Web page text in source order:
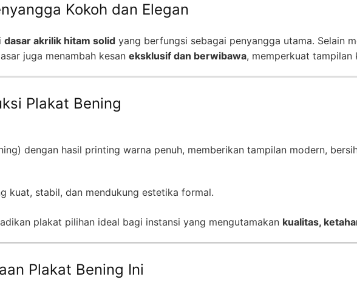
Kokoh dan Elegan
dasar akrilik hitam solid yang berfungsi sebagai penyangga utama. Selain
juga menambah kesan eksklusif dan berwibawa, memperkuat tampilan
Plakat Bening
dengan hasil printing warna penuh, memberikan tampilan modern,
kuat, stabil, dan mendukung estetika formal.
plakat pilihan ideal bagi instansi yang mengutamakan kualitas,
Plakat Bening Ini